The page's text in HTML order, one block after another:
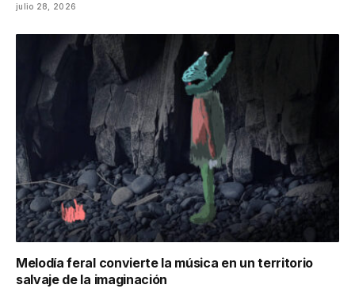
julio 28, 2026
Melodía feral convierte la música en un territorio
salvaje de la imaginación